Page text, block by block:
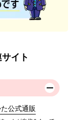
イト
公式通販